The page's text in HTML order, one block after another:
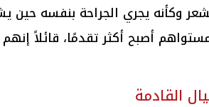
وكأنه يجري الجراحة بنفسه حين
أصبح أكثر تقدمًا، قائلاً إنهم
القادمة